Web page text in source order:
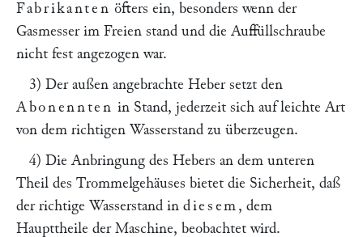
Fabrikanten öfters ein, besonders wenn der
Gasmesser im Freien stand und die Auffüllschraube
nicht fest angezogen war.
3) Der außen angebrachte Heber setzt den
Abonennten in Stand, jederzeit sich auf leichte Art
von dem richtigen Wasserstand zu überzeugen.
4) Die Anbringung des Hebers an dem unteren
Theil des Trommelgehäuses bietet die Sicherheit, daß
der richtige Wasserstand in diesem , dem
Haupttheile der Maschine, beobachtet wird.